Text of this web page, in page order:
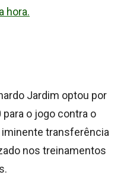
hora.
Jardim optou por
o jogo contra o
iminente transferência
nos treinamentos